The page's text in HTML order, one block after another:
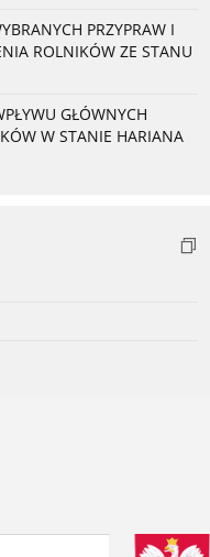
PRZYPRAW I
ROLNIKÓW ZE STANU
GŁÓWNYCH
W STANIE HARIANA